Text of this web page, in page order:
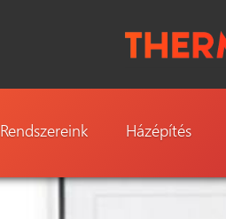
Rendszereink Házépítés